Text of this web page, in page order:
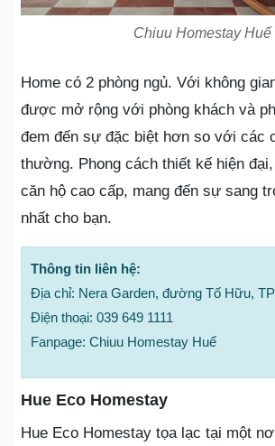
Chiuu Homestay Huế
Home có 2 phòng ngủ. Với không
được mở rộng với phòng khách và
đem đến sự đặc biệt hơn so với các
thường. Phong cách thiết kế hiện
căn hộ cao cấp, mang đến sự sang
nhất cho bạn.
Thông tin liên hệ:
Địa chỉ: Nera Garden, đường Tố Hữu,
Điện thoại: 039 649 1111
Fanpage: Chiuu Homestay Huế
Hue Eco Homestay
Hue Eco Homestay tọa lạc tại một